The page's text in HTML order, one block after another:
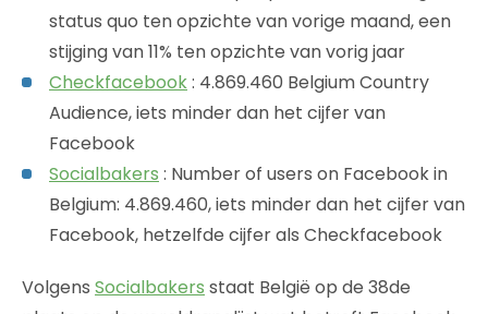
status quo ten opzichte van vorige maand, een
stijging van 11% ten opzichte van vorig jaar
Checkfacebook: 4.869.460 Belgium Country
Audience, iets minder dan het cijfer van
Facebook
Socialbakers : Number of users on Facebook in
Belgium: 4.869.460, iets minder dan het cijfer van
Facebook, hetzelfde cijfer als Checkfacebook
Volgens Socialbakers staat België op de 38de